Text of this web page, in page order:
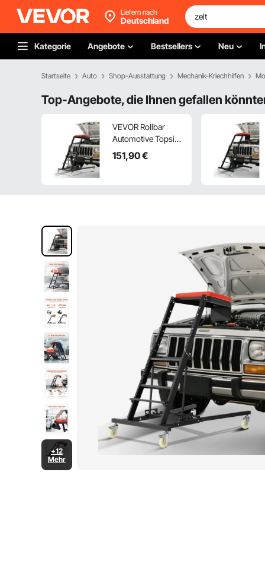
Liefern nach
Deutschland
Kategorie Angebote Bestsellers Neu
Startseite Auto Shop-Ausstattung Mechanik-Kriechhilfen
Top-Angebote, die Ihnen gefallen
VEVOR Rollbar
Automotive Topside
Creeper, Engine
Creeper 1080–1645
151,90€
+12
Mehr